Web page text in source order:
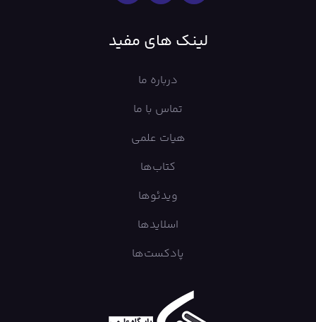
لینک های مفید
درباره ما
تماس با ما
هیات علمی
کتاب‌ها
ویدئوها
اسلایدها
پادکست‌ها